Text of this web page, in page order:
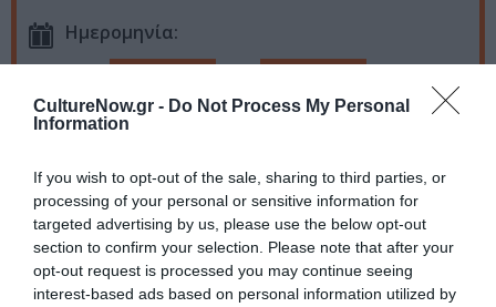
CultureNow.gr - Do Not Process My Personal
Information
If you wish to opt-out of the sale, sharing to third parties, or
processing of your personal or sensitive information for
targeted advertising by us, please use the below opt-out
section to confirm your selection. Please note that after your
opt-out request is processed you may continue seeing
interest-based ads based on personal information utilized by
Ημερομηνία:
Εγκαίνια: Τετάρτη 8 Ιουνίου 2022, στις 20.00
Ωράριο λειτουργίας: Πέμπτη & Κυριακή 10:00-18:00,
Τοποθεσία:
Μουσείο Μπενάκη, Πειραιώς 138, Αθήνα
Μουσείο Μπενάκη – Κτίριο Οδού Πειραιώς